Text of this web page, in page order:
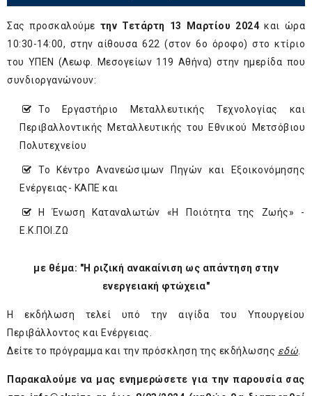
Σας προσκαλούμε την Τετάρτη 13 Μαρτίου 2024 και ώρα
10:30-14:00, στην αίθουσα 622 (στον 6o όροφο) στο κτίριο
του ΥΠΕΝ (Λεωφ. Μεσογείων 119 Αθήνα) στην ημερίδα που
συνδιοργανώνουν:
Το Εργαστήριο Μεταλλευτικής Τεχνολογίας και
Περιβαλλοντικής Μεταλλευτικής του Εθνικού Μετσόβιου
Πολυτεχνείου
Το Κέντρο Ανανεώσιμων Πηγών και Εξοικονόμησης
Ενέργειας- ΚΑΠΕ και
Η Ένωση Καταναλωτών «Η Ποιότητα της Ζωής» -
Ε.Κ.ΠΟΙ.ΖΩ
με θέμα: "Η ριζική ανακαίνιση ως απάντηση στην
ενεργειακή φτώχεια"
Η εκδήλωση τελεί υπό την αιγίδα του Υπουργείου
Περιβάλλοντος και Ενέργειας.
Δείτε το πρόγραμμα και την πρόσκληση της εκδήλωσης εδώ.
Παρακαλούμε να μας ενημερώσετε για την παρουσία σας